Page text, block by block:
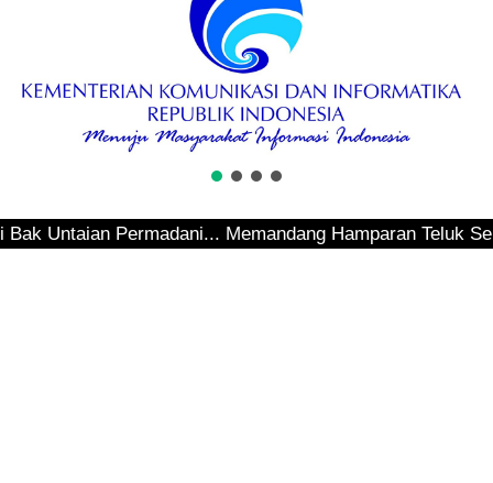
Permadani... Memandang Hamparan Teluk